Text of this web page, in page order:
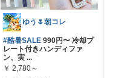
ゆう🌷朝コレ
#酷暑SALE 990円〜 冷却プ
レート付きハンディファ
ン、実 ...
￥ 2,780～